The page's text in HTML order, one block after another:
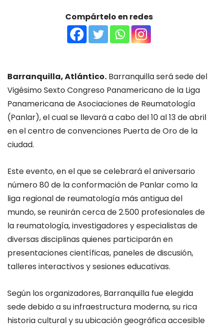
Compártelo en redes
Barranquilla, Atlántico. Barranquilla será sede del
Vigésimo Sexto Congreso Panamericano de la Liga
Panamericana de Asociaciones de Reumatología
(Panlar), el cual se llevará a cabo del 10 al 13 de abril
en el centro de convenciones Puerta de Oro de la
ciudad.
Este evento, en el que se celebrará el aniversario
número 80 de la conformación de Panlar como la
liga regional de reumatología más antigua del
mundo, se reunirán cerca de 2.500 profesionales de
la reumatología, investigadores y especialistas de
diversas disciplinas quienes participarán en
presentaciones científicas, paneles de discusión,
talleres interactivos y sesiones educativas.
Según los organizadores, Barranquilla fue elegida
sede debido a su infraestructura moderna, su rica
historia cultural y su ubicación geográfica accesible